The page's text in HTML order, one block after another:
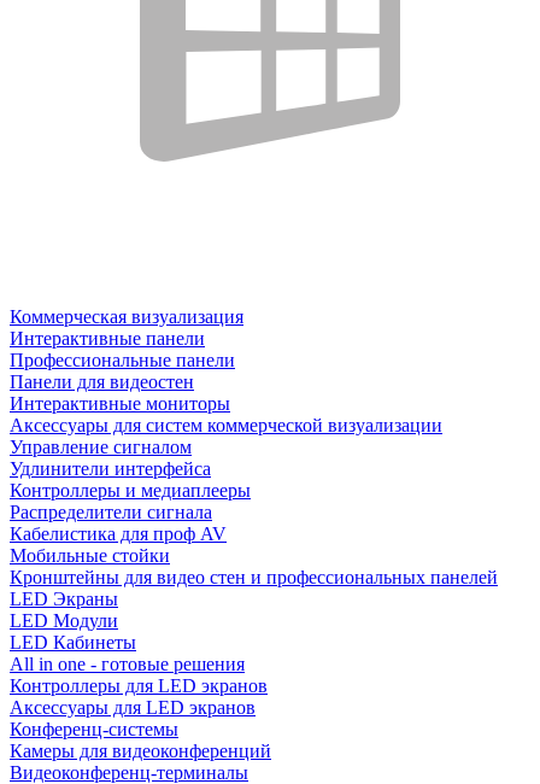
Коммерческая визуализация
Интерактивные панели
Профессиональные панели
Панели для видеостен
Интерактивные мониторы
Аксессуары для систем коммерческой визуализации
Управление сигналом
Удлинители интерфейса
Контроллеры и медиаплееры
Распределители сигнала
Кабелистика для проф AV
Мобильные стойки
Кронштейны для видео стен и профессиональных панелей
LED Экраны
LED Модули
LED Кабинеты
All in one - готовые решения
Контроллеры для LED экранов
Аксессуары для LED экранов
Конференц-системы
Камеры для видеоконференций
Видеоконференц-терминалы